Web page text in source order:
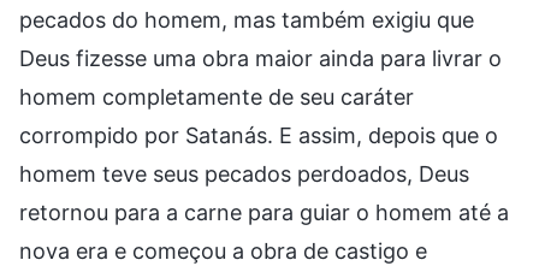
pecados do homem, mas também exigiu que
Deus fizesse uma obra maior ainda para livrar o
homem completamente de seu caráter
corrompido por Satanás. E assim, depois que o
homem teve seus pecados perdoados, Deus
retornou para a carne para guiar o homem até a
nova era e começou a obra de castigo e